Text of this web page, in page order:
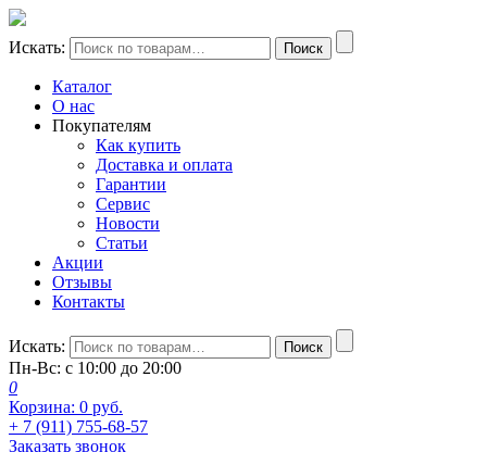
Искать: Поиск
Каталог
О нас
Покупателям
Как купить
Доставка и оплата
Гарантии
Сервис
Новости
Статьи
Акции
Отзывы
Контакты
Искать: Поиск
Пн-Вс: с 10:00 до 20:00
0
Корзина: 0 руб.
+ 7 (911) 755-68-57
Заказать звонок